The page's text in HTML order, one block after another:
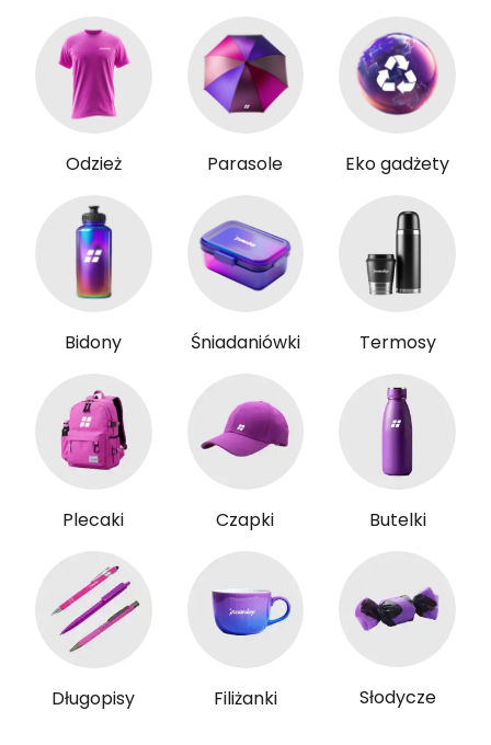
Odzież Parasole Eko gadżety
Bidony Śniadaniówki Termosy
Plecaki Czapki Butelki
Długopisy Filiżanki Słodycze